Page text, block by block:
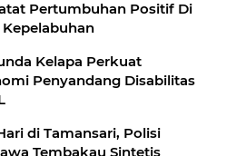
Pertumbuhan Positif Di
Kelapa Perkuat
Penyandang Disabilitas
di Tamansari, Polisi
Tembakau Sintetis